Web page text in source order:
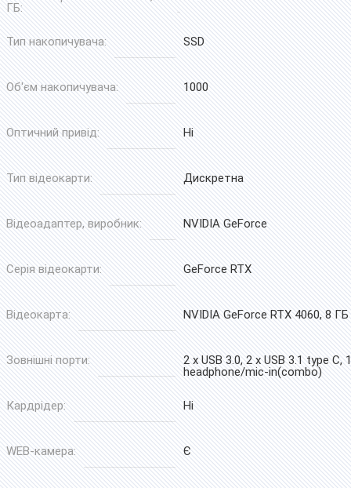
ГБ:
Тип накопичувача: SSD
Об'єм накопичувача: 1000
Оптичний привід: Ні
Тип відеокарти: Дискретна
Відеоадаптер, виробник: NVIDIA GeForce
Серія відеокарти: GeForce RTX
Відеокарта: NVIDIA GeForce RTX 4060, 8 ГБ
Зовнішні порти:
2 x USB 3.0, 2 x USB 3.1 type C,
headphone/mic-in(combo)
Кардрідер: Ні
WEB-камера: Є